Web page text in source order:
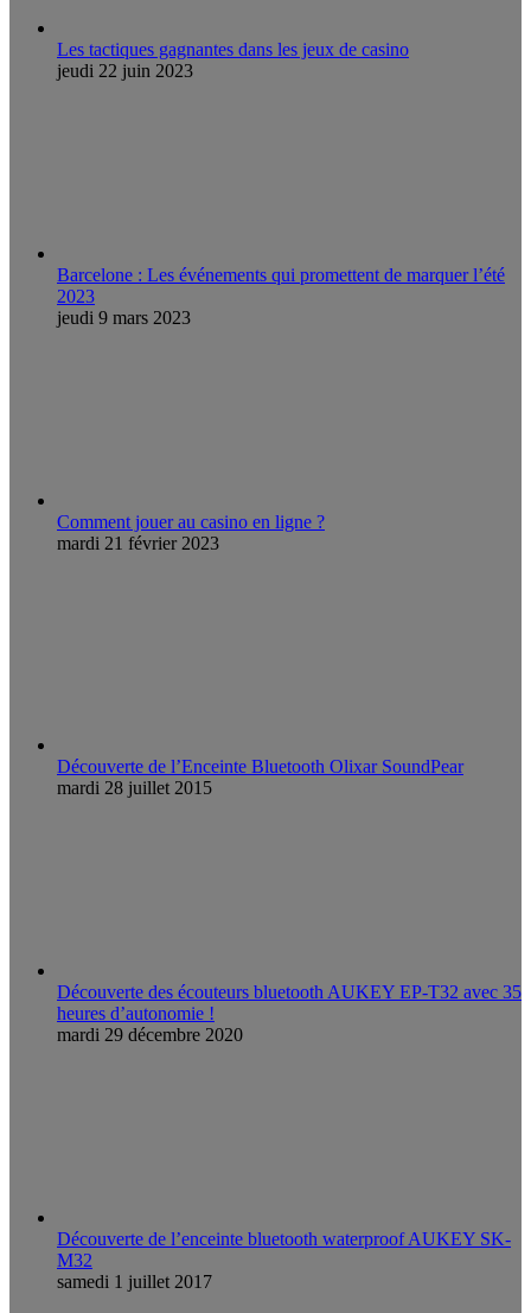
Les tactiques gagnantes dans les jeux de casino
jeudi 22 juin 2023
Barcelone : Les événements qui promettent de marquer l’été
2023
jeudi 9 mars 2023
Comment jouer au casino en ligne ?
mardi 21 février 2023
Découverte de l’Enceinte Bluetooth Olixar SoundPear
mardi 28 juillet 2015
Découverte des écouteurs bluetooth AUKEY EP-T32 avec 35
heures d’autonomie !
mardi 29 décembre 2020
Découverte de l’enceinte bluetooth waterproof AUKEY SK-
M32
samedi 1 juillet 2017